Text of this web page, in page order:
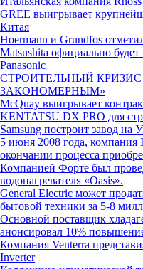
GREE выигрывает
Китая
Hoermann и Grundfos
Matsushita официально
Panasonic
СТРОИТЕЛЬНЫЙ
ЗАКОНОМЕРНЫМ»
McQuay выигрывает
KENTATSU DX PRO для
Samsung построит завод на
5 июня 2008 года, компания
окончании процесса
Компанией Форте был
водонагревателя «Oasis».
General Electric может
бытовой техники за 5-8
Основной поставщик
анонсировал 10%
Компания Venterra
Inverter